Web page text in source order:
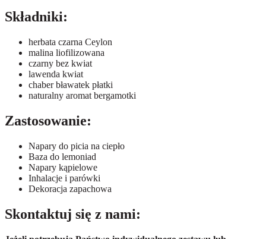
Składniki:
herbata czarna Ceylon
malina liofilizowana
czarny bez kwiat
lawenda kwiat
chaber bławatek płatki
naturalny aromat bergamotki
Zastosowanie:
Napary do picia na ciepło
Baza do lemoniad
Napary kąpielowe
Inhalacje i parówki
Dekoracja zapachowa
Skontaktuj się z nami: